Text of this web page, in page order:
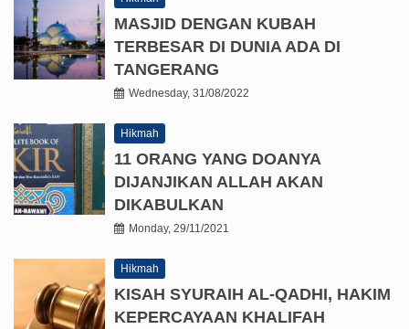
MASJID DENGAN KUBAH
TERBESAR DI DUNIA ADA DI
TANGERANG
Wednesday, 31/08/2022
Hikmah
11 ORANG YANG DOANYA
DIJANJIKAN ALLAH AKAN
DIKABULKAN
Monday, 29/11/2021
Hikmah
KISAH SYURAIH AL-QADHI, HAKIM
KEPERCAYAAN KHALIFAH